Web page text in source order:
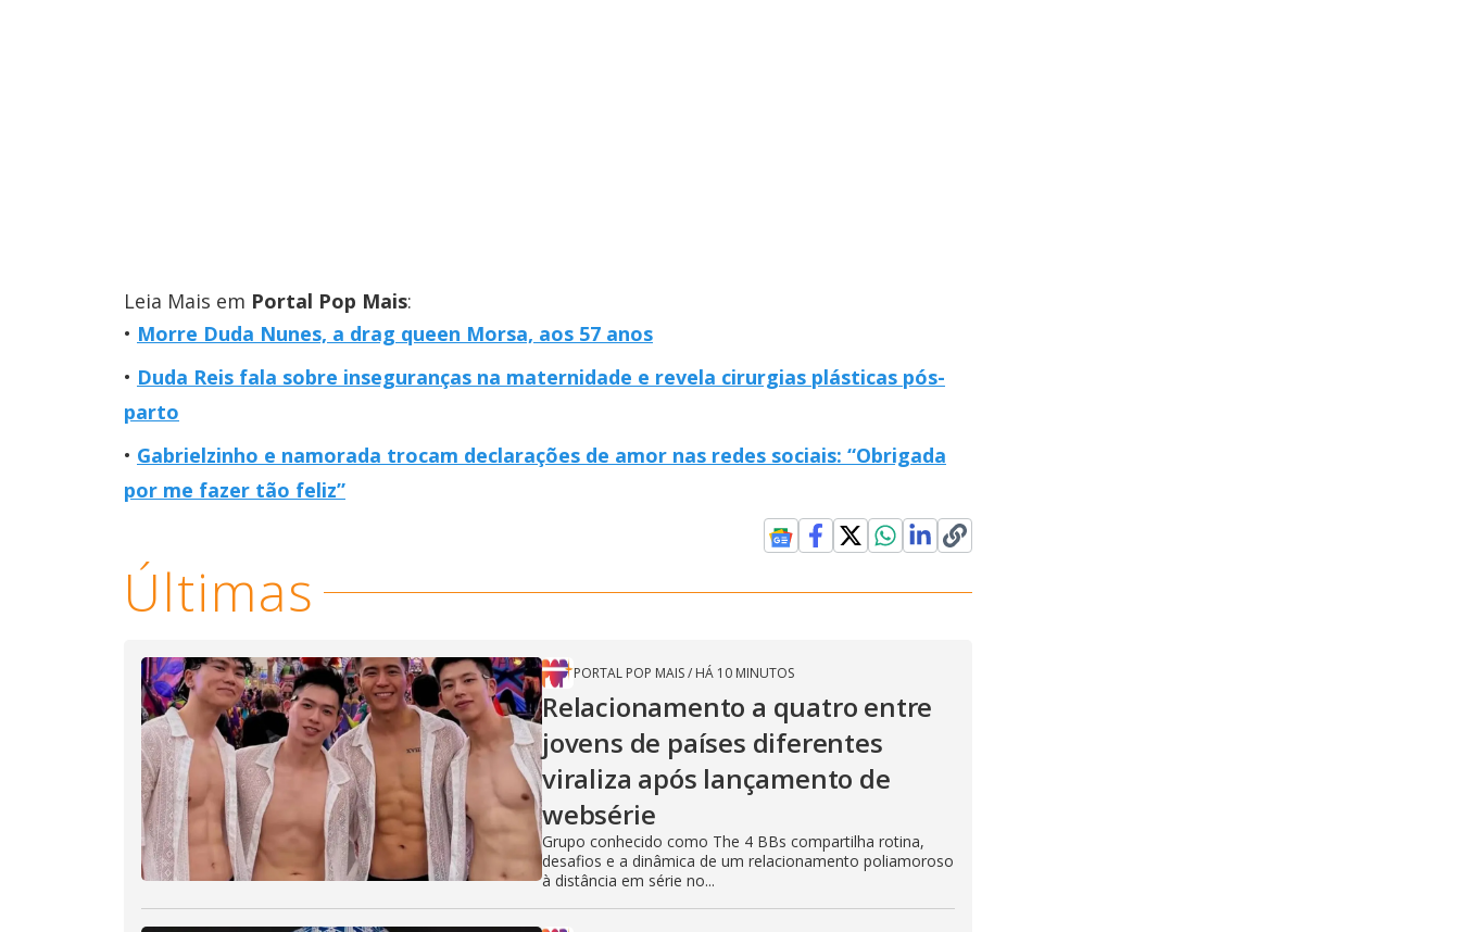
Leia Mais em Portal Pop Mais:
Morre Duda Nunes, a drag queen Morsa, aos 57 anos
Duda Reis fala sobre inseguranças na maternidade e revela cirurgias plásticas pós-
parto
Gabrielzinho e namorada trocam declarações de amor nas redes sociais: “Obrigada
por me fazer tão feliz”
Últimas
PORTAL POP MAIS/ HÁ 10 MINUTOS
Relacionamento a quatro entre
jovens de países diferentes
viraliza após lançamento de
websérie
Grupo conhecido como The 4 BBs compartilha rotina,
desafios e a dinâmica de um relacionamento poliamoroso
à distância em série no...